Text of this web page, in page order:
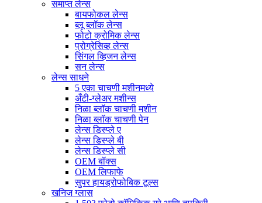
समाप्त लेन्स
बायफोकल लेन्स
ब्लू ब्लॉक लेन्स
फोटो क्रोमिक लेन्स
प्रोग्रेसिव्ह लेन्स
सिंगल व्हिजन लेन्स
सन लेन्स
लेन्स साधने
5 एका चाचणी मशीनमध्ये
अँटी-ग्लेअर मशीन्स
निळा ब्लॉक चाचणी मशीन
निळा ब्लॉक चाचणी पेन
लेन्स डिस्प्ले ए
लेन्स डिस्प्ले बी
लेन्स डिस्प्ले सी
OEM बॉक्स
OEM लिफाफे
सुपर हायड्रोफोबिक टूल्स
खनिज ग्लास